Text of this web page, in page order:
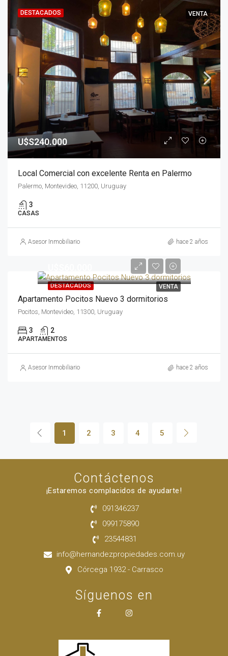
DESTACADOS VENTA
U$S240.000
Local Comercial con excelente Renta en Palermo
Palermo, Montevideo, 11200, Uruguay
3
CASAS
Asesor Inmobiliario hace 2 años
DESTACADOS VENTA
Apartamento Pocitos Nuevo 3 dormitorios
Pocitos, Montevideo, 11300, Uruguay
3 2
APARTAMENTOS
Asesor Inmobiliario hace 2 años
1 2 3 4 5
Contáctenos
¡Estaremos complacidos de ayudarte!
091346237
099175890
23544831
info@hernandezpropiedades.com.uy
Córcega 1932 - Carrasco
Síguenos en